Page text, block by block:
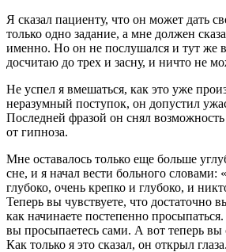
Я сказал пациенту, что он может дать
только одно задание, а мне должен
именно. Но он не послушался и тут же
досчитаю до трех и засну, и ничто не
Не успел я вмешаться, как это уже
неразумный поступок, он допустил
Последней фразой он снял возможность
от гипноза.
Мне оставалось только еще больше
сне, и я начал вести больного словами:
глубоко, очень крепко и глубоко, и
Теперь вы чувствуете, что достаточно
как начинаете постепенно
вы просыпаетесь сами. А вот теперь вы
Как только я это сказал, он открыл глаза.